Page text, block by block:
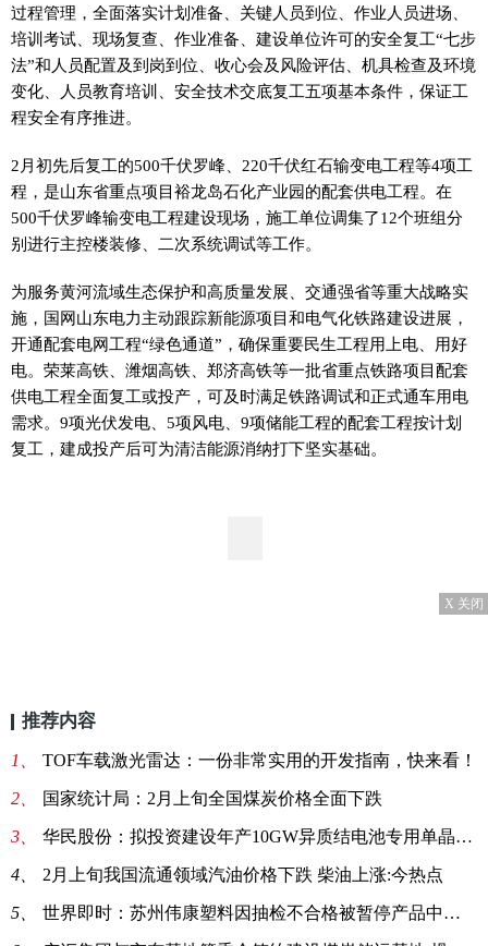
过程管理，全面落实计划准备、关键人员到位、作业人员进场、
培训考试、现场复查、作业准备、建设单位许可的安全复工“七步
法”和人员配置及到岗到位、收心会及风险评估、机具检查及环境
变化、人员教育培训、安全技术交底复工五项基本条件，保证工
程安全有序推进。
2月初先后复工的500千伏罗峰、220千伏红石输变电工程等4项工
程，是山东省重点项目裕龙岛石化产业园的配套供电工程。在
500千伏罗峰输变电工程建设现场，施工单位调集了12个班组分
别进行主控楼装修、二次系统调试等工作。
为服务黄河流域生态保护和高质量发展、交通强省等重大战略实
施，国网山东电力主动跟踪新能源项目和电气化铁路建设进展，
开通配套电网工程“绿色通道”，确保重要民生工程用上电、用好
电。荣莱高铁、潍烟高铁、郑济高铁等一批省重点铁路项目配套
供电工程全面复工或投产，可及时满足铁路调试和正式通车用电
需求。9项光伏发电、5项风电、9项储能工程的配套工程按计划
复工，建成投产后可为清洁能源消纳打下坚实基础。
X 关闭
推荐内容
1、 TOF车载激光雷达：一份非常实用的开发指南，快来看！
2、 国家统计局：2月上旬全国煤炭价格全面下跌
3、 华民股份：拟投资建设年产10GW异质结电池专用单晶硅片项目_世界快报
4、 2月上旬我国流通领域汽油价格下跌 柴油上涨:今热点
5、 世界即时：苏州伟康塑料因抽检不合格被暂停产品中标资格6个月